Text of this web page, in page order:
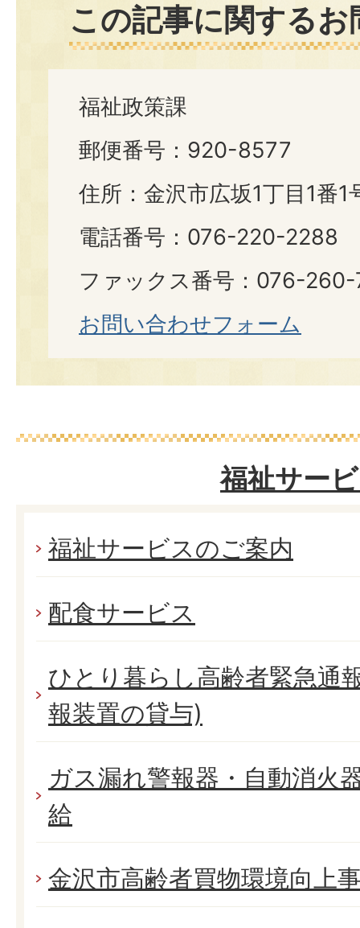
この記事に関する
福祉政策課
郵便番号：920-8577
住所：金沢市広坂1丁目1番1
電話番号：076-220-2288
ファックス番号：076-
お問い合わせフォーム
福祉サー
福祉サービスのご案内
配食サービス
ひとり暮らし高齢者緊急通
報装置の貸与)
ガス漏れ警報器・自動消火
給
金沢市高齢者買物環境向上